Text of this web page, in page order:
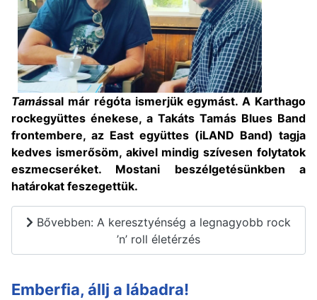
Tamással már régóta ismerjük egymást. A Karthago
rockegyüttes énekese, a Takáts Tamás Blues Band
frontembere, az East együttes (iLAND Band) tagja
kedves ismerősöm, akivel mindig szívesen folytatok
eszmecseréket. Mostani beszélgetésünkben a
határokat feszegettük.
Bővebben: A keresztyénség a legnagyobb rock
’n’ roll életérzés
Emberfia, állj a lábadra!